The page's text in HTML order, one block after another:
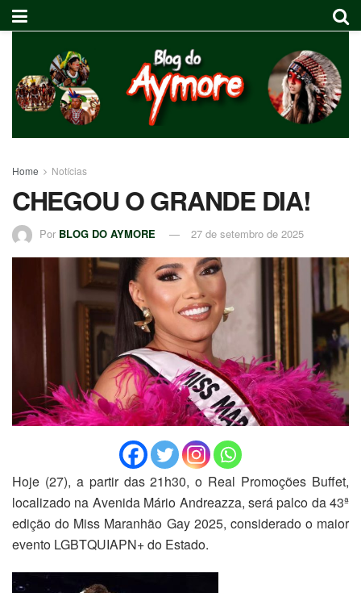
Home Notícias
CHEGOU O GRANDE DIA!
Por BLOG DO AYMORE 27 de setembro de 2025
Hoje (27), a partir das 21h30, o Real Promoções Buffet,
localizado na Avenida Mário Andreazza, será palco da 43ª
edição do Miss Maranhão Gay 2025, considerado o maior
evento LGBTQUIAPN+ do Estado.